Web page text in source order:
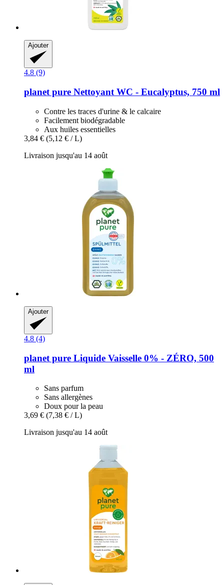
Ajouter
4.8 (9)
planet pure Nettoyant WC -​ Eucalyptus, 750 ml
Contre les traces d'urine & le calcaire
Facilement biodégradable
Aux huiles essentielles
3,84 € (5,12 € / L)
Livraison jusqu'au 14 août
Ajouter
4.8 (4)
planet pure Liquide Vaisselle 0% -​ ZÉRO, 500
ml
Sans parfum
Sans allergènes
Doux pour la peau
3,69 € (7,38 € / L)
Livraison jusqu'au 14 août